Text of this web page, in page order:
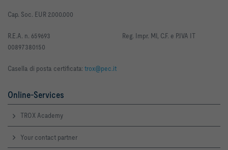
Cap. Soc. EUR 2.000.000
R.E.A. n. 659693 Reg. Impr. MI, C.F. e P.IVA IT
00897380150
Casella di posta certificata: trox@pec.it
Online-Services
TROX Academy
Your contact partner